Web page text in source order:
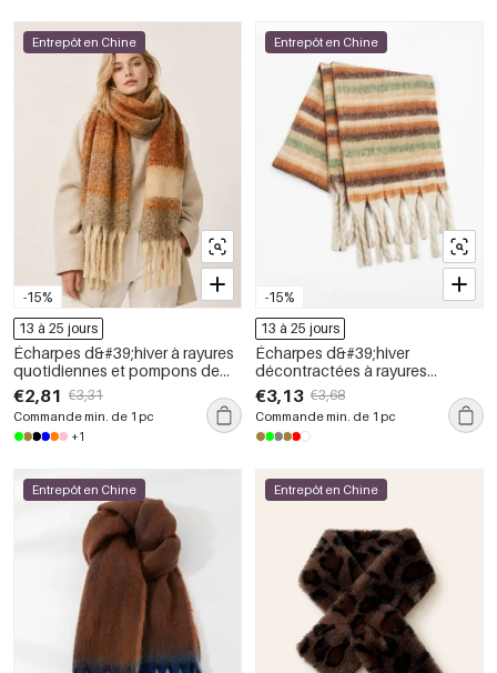
-15%
Entrepôt en Chine
13 à 25 jours
Écharpes d&#39;hiver à rayures
quotidiennes et pompons de
couleur assortie, collection
Simple Series
€2,81 €3,31
Commande min. de 1 pc
+1
-15%
Entrepôt en Chine
13 à 25 jours
Écharpes d&#39;hiver
décontractées à rayures
torsadées et pompons, de
couleurs assorties, de la
collection Simple
€3,13 €3,68
Commande min. de 1 pc
Entrepôt en Chine Entrepôt en Chine